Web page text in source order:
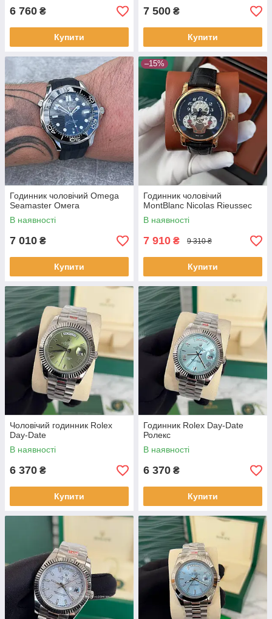
6 760 ₴
Купити
7 500 ₴
Купити
Годинник чоловічий Omega
Seamaster Омега
В наявності
7 010 ₴
Купити
–15%
Годинник чоловічий
MontBlanc Nicolas Rieussec
В наявності
7 910 ₴ 9 310 ₴
Купити
Чоловічий годинник Rolex
Day-Date
В наявності
6 370 ₴
Купити
Годинник Rolex Day-Date
Ролекс
В наявності
6 370 ₴
Купити